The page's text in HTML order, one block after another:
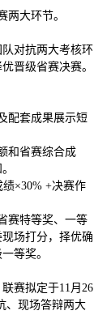
两大环节。
对抗两大考核环
晋级省赛决赛。
配套成果展示短
和省赛综合成
绩×30% +决赛作
赛特等奖、一等
场打分，择优确
等奖。
赛拟定于11月26
、现场答辩两大